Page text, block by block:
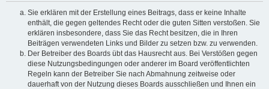
Sie erklären mit der Erstellung eines Beitrags, dass er keine Inhalte
enthält, die gegen geltendes Recht oder die guten Sitten verstoßen. Sie
erklären insbesondere, dass Sie das Recht besitzen, die in Ihren
Beiträgen verwendeten Links und Bilder zu setzen bzw. zu verwenden.
Der Betreiber des Boards übt das Hausrecht aus. Bei Verstößen gegen
diese Nutzungsbedingungen oder anderer im Board veröffentlichten
Regeln kann der Betreiber Sie nach Abmahnung zeitweise oder
dauerhaft von der Nutzung dieses Boards ausschließen und Ihnen ein